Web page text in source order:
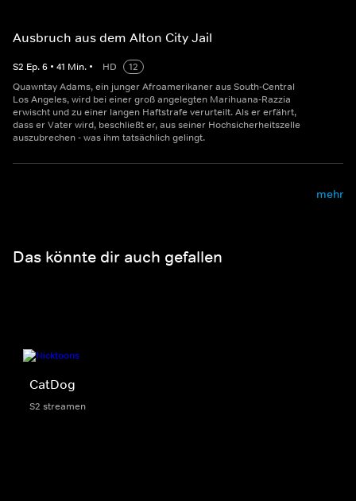
Ausbruch aus dem Alton City Jail
S2 Ep.6 • 41 Min. • HD
12
Quawntay Adams, ein junger Afroamerikaner aus South-Central
Los Angeles, wird bei einer groß angelegten Marihuana-Razzia
erwischt und zu einer langen Haftstrafe verurteilt. Als er erfährt,
dass er Vater wird, beschließt er, aus seiner Hochsicherheitszelle
auszubrechen - was ihm tatsächlich gelingt.
mehr
Das könnte dir auch gefallen
CatDog
S2 streamen